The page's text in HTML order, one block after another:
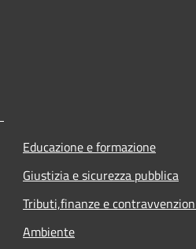
Educazione e formazione
Giustizia e sicurezza pubblica
Tributi,finanze e
Ambiente